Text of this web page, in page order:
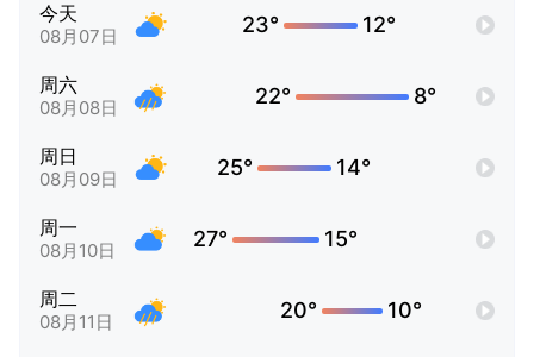
今天
08月07日 23° 12°
周六
08月08日 22° 8°
周日
08月09日 25° 14°
周一
08月10日 27° 15°
周二
08月11日 20° 10°